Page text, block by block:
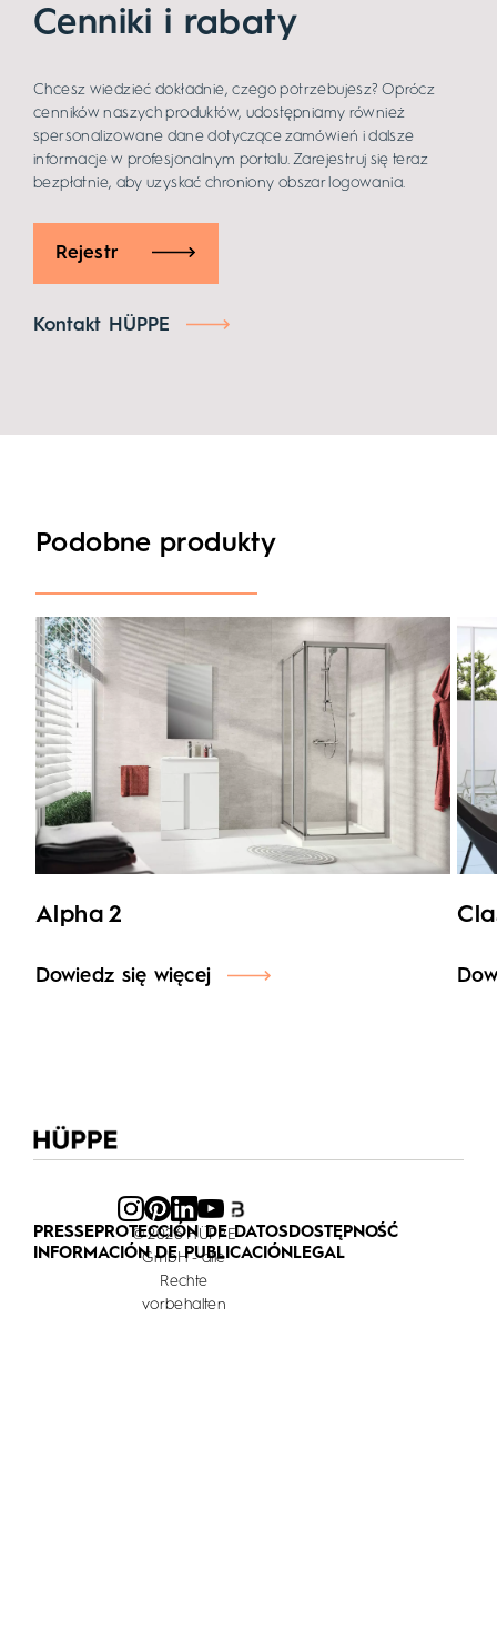
Cenniki i rabaty
Chcesz wiedzieć dokładnie, czego potrzebujesz? Oprócz
cenników naszych produktów, udostępniamy również
spersonalizowane dane dotyczące zamówień i dalsze
informacje w profesjonalnym portalu. Zarejestruj się teraz
bezpłatnie, aby uzyskać chroniony obszar logowania.
Rejestr
Kontakt HÜPPE
Podobne produkty
Alpha 2
Dowiedz się więcej
PRESSEPROTECCIÓN DE DATOSDOSTĘPNOŚĆ
INFORMACIÓN DE PUBLICACIÓNLEGAL
© 2026 HÜPPE
GmbH - alle
Rechte
vorbehalten